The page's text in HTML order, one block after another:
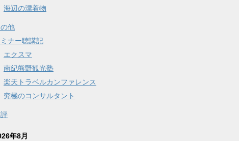
海辺の漂着物
他
ナー聴講記
エクスマ
南紀熊野観光塾
楽天トラベルカンファレンス
究極のコンサルタント
年8月